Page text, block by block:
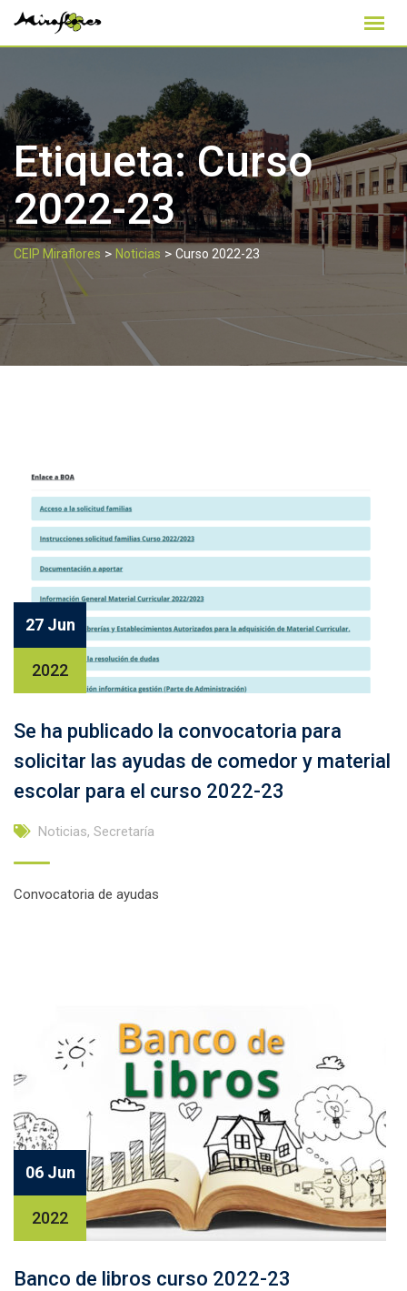
Skip
Etiqueta:Curso
2022-23
CEIP Miraflores > Noticias > Curso 2022-23
27 Jun
2022
Se ha publicado la convocatoria para
solicitar las ayudas de comedor y material
escolar para el curso 2022-23
Noticias, Secretaría
Convocatoria de ayudas
06 Jun
2022
Banco de libros curso 2022-23